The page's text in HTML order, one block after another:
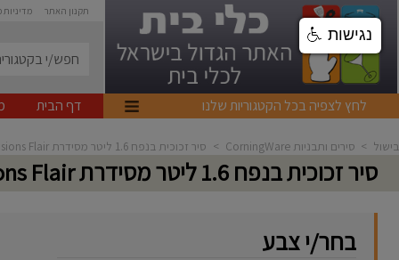
תקנון האתר
לחץ לצפיה בכל הקטגוריות שלנו דף הבית
בישול > סירים ותבניות CorningWare > סיר זכוכית בנפח 1.6 ליטר מסידרת Corning - Visions Flair
סיר זכוכית בנפח 1.6 ליטר מסידרת Corning - Visions Flair
בחר/י צבע
נגישות